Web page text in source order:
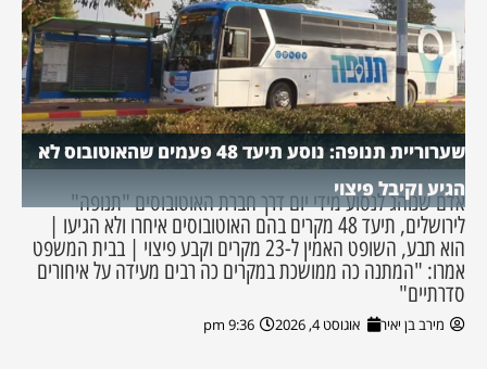
שערוריית תנופה: נוסע תיעד 48 פעמים שהאוטובוס לא
הגיע וקיבל פיצוי
אדם שנוהג לנסוע מידי יום דרך חברת האוטובוסים "תנופה"
לירושלים, תיעד 48 מקרים בהם האוטובוסים איחרו ולא הגיעו |
הוא תבע, השופט האמין ל-23 מקרים וקבע פיצוי | בבית המשפט
אמרו: "המתנה כה ממושכת במקרים כה רבים מעידה על איחורים
סדרתיים"
מירב בן יאיר אוגוסט 4, 2026 9:36 pm